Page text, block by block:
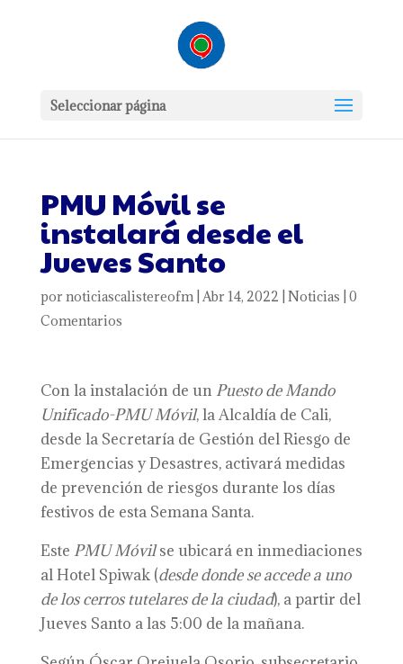
Seleccionar página
PMU Móvil se
instalará desde el
Jueves Santo
por noticiascalistereofm| Abr 14, 2022 Noticias 0
Comentarios
Con la instalación de un Puesto de Mando
Unificado-PMU Móvil, la Alcaldía de Cali,
desde la Secretaría de Gestión del Riesgo de
Emergencias y Desastres, activará medidas
de prevención de riesgos durante los días
festivos de esta Semana Santa.
Este PMU Móvilse ubicará en inmediaciones
al Hotel Spiwak (desde donde se accede a uno
de los cerros tutelares de la ciudad), a partir del
Jueves Santo a las 5:00 de la mañana.